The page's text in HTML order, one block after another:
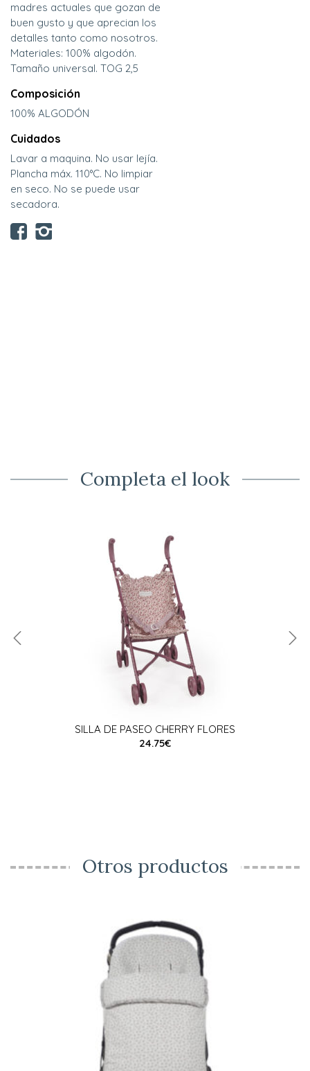
madres actuales que gozan de
buen gusto y que aprecian los
detalles tanto como nosotros.
Materiales: 100% algodón.
Tamaño universal. TOG 2,5
Composición
100% ALGODÓN
Cuidados
Lavar a maquina. No usar lejía.
Plancha máx. 110°C. No limpiar
en seco. No se puede usar
secadora.
Completa el look
SILLA DE PASEO CHERRY FLORES
24.75€
Otros productos